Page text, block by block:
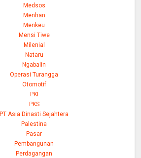
Medsos
Menhan
Menkeu
Mensi Tiwe
Milenial
Nataru
Ngabalin
Operasi Turangga
Otomotif
PKI
PKS
PT Asia Dinasti Sejahtera
Palestina
Pasar
Pembangunan
Perdagangan